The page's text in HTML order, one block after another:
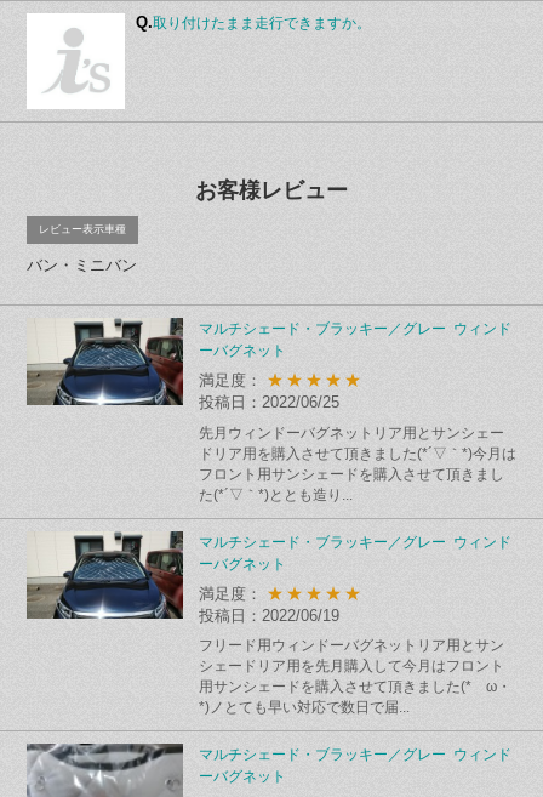
Q.取り付けたまま走行できますか。
お客様レビュー
レビュー表示車種
バン・ミニバン
マルチシェード・ブラッキー／グレー ウィンド
ーバグネット
満足度： ★★★★★
投稿日：2022/06/25
先月ウィンドーバグネットリア用とサンシェー
ドリア用を購入させて頂きました(*´▽｀*)今月は
フロント用サンシェードを購入させて頂きまし
た(*´▽｀*)ととも造り...
マルチシェード・ブラッキー／グレー ウィンド
ーバグネット
満足度： ★★★★★
投稿日：2022/06/19
フリード用ウィンドーバグネットリア用とサン
シェードリア用を先月購入して今月はフロント
用サンシェードを購入させて頂きました(*ゝω・
*)ノとても早い対応で数日で届...
マルチシェード・ブラッキー／グレー ウィンド
ーバグネット